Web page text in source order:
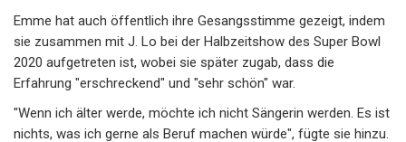
Emme hat auch öffentlich ihre Gesangsstimme gezeigt, indem
sie zusammen mit J. Lo bei der Halbzeitshow des Super Bowl
2020 aufgetreten ist, wobei sie später zugab, dass die
Erfahrung "erschreckend" und "sehr schön" war.
"Wenn ich älter werde, möchte ich nicht Sängerin werden. Es ist
nichts, was ich gerne als Beruf machen würde", fügte sie hinzu.